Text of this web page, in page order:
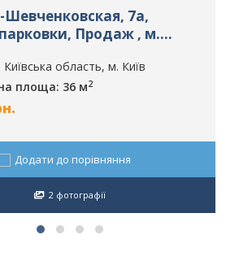
Шевченковская, 7а,
Продаж , м.
Київська область, м. Київ
площа: 36 м2
Додати до порівняння
2 фотографії